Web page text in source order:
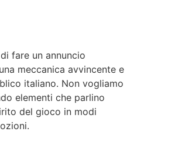
fare un annuncio
meccanica avvincente e
italiano. Non vogliamo
elementi che parlino
del gioco in modi